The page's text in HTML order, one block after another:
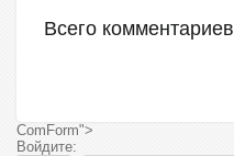
Всего комментариев
ComForm">
Войдите: